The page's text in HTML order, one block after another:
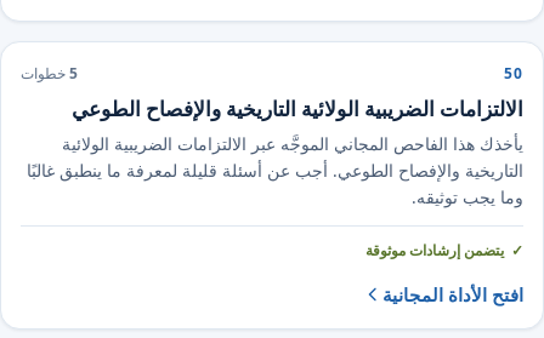
50
5خطوات
الالتزامات الضريبية الولائية التاريخية والإفصاح الطوعي
يأخذك هذا الفاحص المجاني الموجَّه عبر الالتزامات الضريبية الولائية
التاريخية والإفصاح الطوعي. أجب عن أسئلة قليلة لمعرفة ما ينطبق غالبًا
وما يجب توثيقه.
يتضمن إرشادات موثوقة
افتح الأداة المجانية